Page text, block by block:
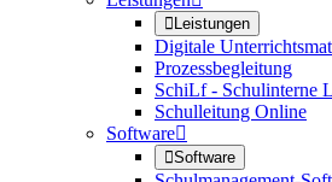
Leistungen
Digitale
Prozessbegleitung
SchiLf - Schulinterne
Schulleitung Online
Software
Software